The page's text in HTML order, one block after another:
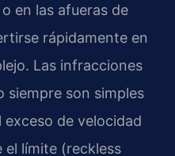
en las afueras de
rápidamente en
Las infracciones
siempre son simples
de velocidad
el límite (reckless